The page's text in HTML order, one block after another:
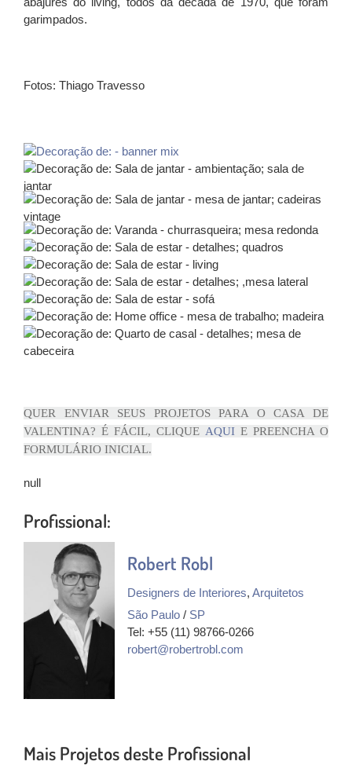
garimpados.
Fotos: Thiago Travesso
QUER ENVIAR SEUS PROJETOS PARA O CASA DE
VALENTINA? É FÁCIL, CLIQUE AQUI E PREENCHA O
FORMULÁRIO INICIAL.
null
Profissional:
Robert Robl
Designers de Interiores, Arquitetos
São Paulo / SP
Tel: +55 (11) 98766-0266
robert@robertrobl.com
Mais Projetos deste Profissional